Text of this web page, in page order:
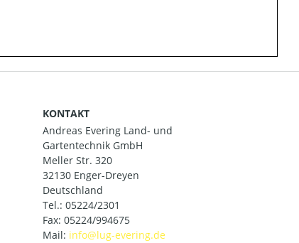
KONTAKT
Andreas Evering Land- und
Gartentechnik GmbH
Meller Str. 320
32130 Enger-Dreyen
Deutschland
Tel.: 05224/2301
Fax: 05224/994675
Mail: